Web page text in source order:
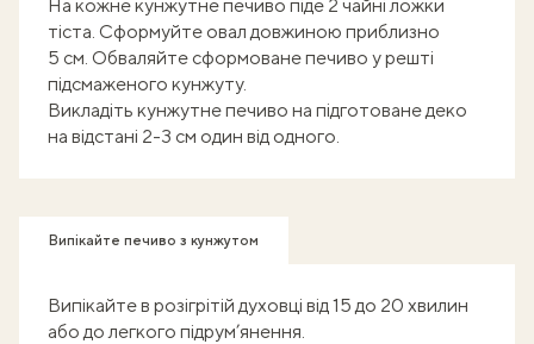
На кожне кунжутне печиво піде 2 чайні ложки
тіста. Сформуйте овал довжиною приблизно
5 см. Обваляйте сформоване печиво у решті
підсмаженого кунжуту.
Викладіть кунжутне печиво на підготоване деко
на відстані 2-3 см один від одного.
Випікайте печиво з кунжутом
Випікайте в розігрітій духовці від 15 до 20 хвилин
або до легкого підрум’янення.